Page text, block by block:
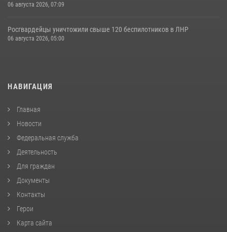
06 августа 2026, 07:09
Росгвардейцы уничтожили свыше 120 беспилотников в ЛНР
06 августа 2026, 05:00
НАВИГАЦИЯ
Главная
Новости
Федеральная служба
Деятельность
Для граждан
Документы
Контакты
Герои
Карта сайта